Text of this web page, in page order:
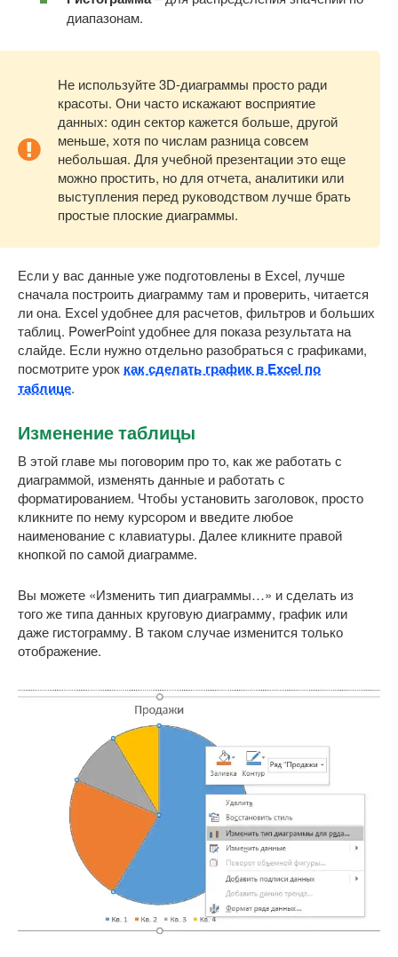
диапазонам.
Не используйте 3D-диаграммы просто ради
красоты. Они часто искажают восприятие
данных: один сектор кажется больше, другой
меньше, хотя по числам разница совсем
небольшая. Для учебной презентации это еще
можно простить, но для отчета, аналитики или
выступления перед руководством лучше брать
простые плоские диаграммы.
Если у вас данные уже подготовлены в Excel, лучше
сначала построить диаграмму там и проверить, читается
ли она. Excel удобнее для расчетов, фильтров и больших
таблиц. PowerPoint удобнее для показа результата на
слайде. Если нужно отдельно разобраться с графиками,
посмотрите урок как сделать график в Excel по
таблице.
Изменение таблицы
В этой главе мы поговорим про то, как же работать с
диаграммой, изменять данные и работать с
форматированием. Чтобы установить заголовок, просто
кликните по нему курсором и введите любое
наименование с клавиатуры. Далее кликните правой
кнопкой по самой диаграмме.
Вы можете «Изменить тип диаграммы…» и сделать из
того же типа данных круговую диаграмму, график или
даже гистограмму. В таком случае изменится только
отображение.